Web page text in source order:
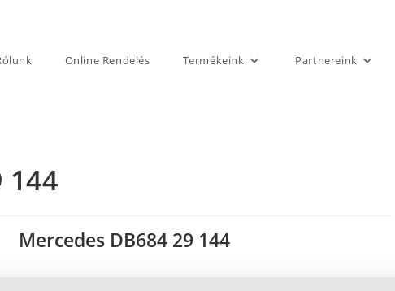
Online Rendelés Termékeink Partnereink
144
Mercedes DB684 29 144